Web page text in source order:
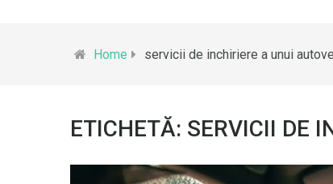
Home servicii de inchiriere a unui
ETICHETĂ: SERVICII DE